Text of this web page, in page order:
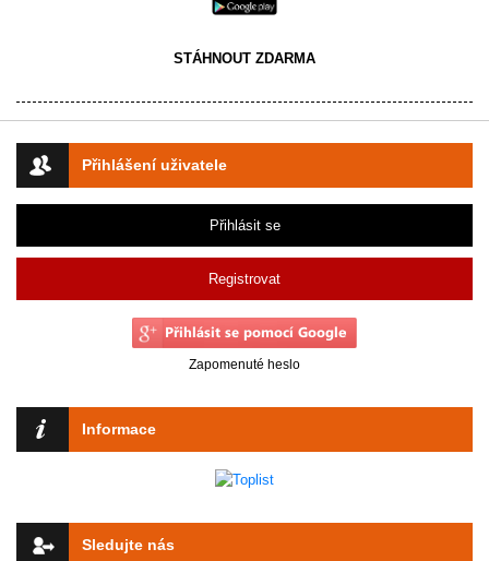
Přihlášení uživatele
Přihlásit se
Registrovat
Zapomenuté heslo
Informace
Sledujte nás
STÁHNOUT ZDARMA